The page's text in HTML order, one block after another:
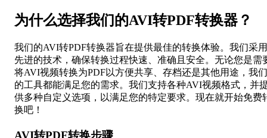
为什么选择我们的AVI转PDF转换器？
我们的AVI转PDF转换器旨在提供最佳的转换体验。我们采用
先进的技术，确保转换过程快速、准确且安全。无论您是需
将AVI视频转换为PDF以方便共享、存档还是其他用途，我们
的工具都能满足您的需求。我们支持各种AVI视频格式，并
供多种自定义选项，以满足您的特定要求。现在就开始免费
换吧！
AVI转PDF转换步骤